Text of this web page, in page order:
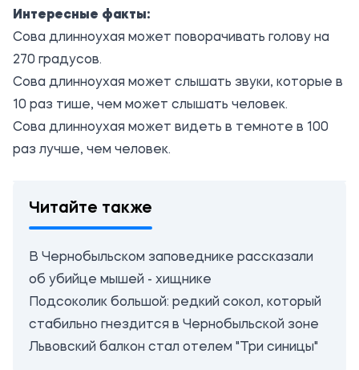
Интересные факты:
Сова длинноухая может поворачивать голову на
270 градусов.
Сова длинноухая может слышать звуки, которые в
10 раз тише, чем может слышать человек.
Сова длинноухая может видеть в темноте в 100
раз лучше, чем человек.
Читайте также
В Чернобыльском заповеднике рассказали
об убийце мышей - хищнике
Подсоколик большой: редкий сокол, который
стабильно гнездится в Чернобыльской зоне
Львовский балкон стал отелем "Три синицы"